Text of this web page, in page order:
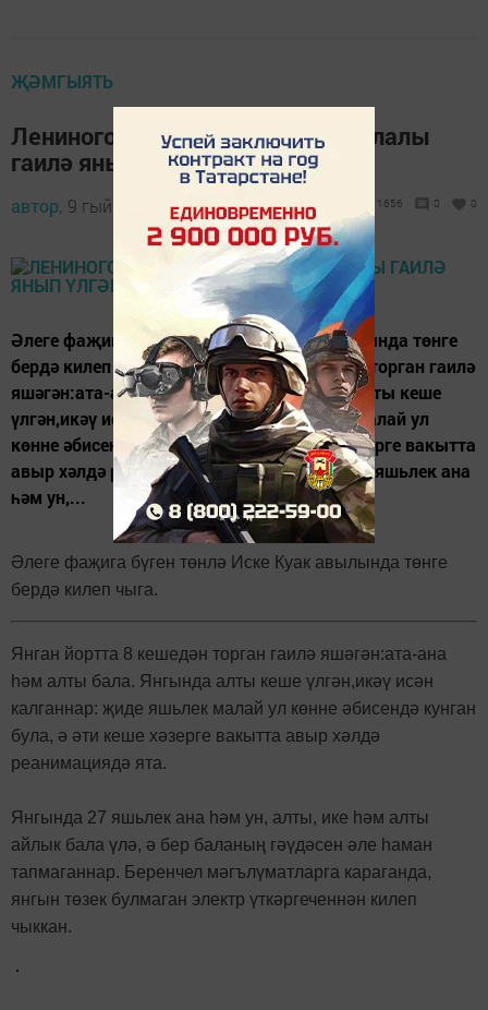
ҖӘМГЫЯТЬ
Лениногорскида фаҗига: күп балалы
гаилә янып үлгән
автор, 9 гыйнвар 2016 - 07:41 1656 0 0
Әлеге фаҗига бүген төнлә Иске Куак авылында төнге
бердә килеп чыга. Янган йортта 8 кешедән торган гаилә
яшәгән:ата-ана һәм алты бала. Янгында алты кеше
үлгән,икәү исән калганнар: җиде яшьлек малай ул
көнне әбисендә кунган була, ә әти кеше хәзерге вакытта
авыр хәлдә реанимациядә ята. Янгында 27 яшьлек ана
һәм ун,...
Әлеге фаҗига бүген төнлә Иске Куак авылында төнге
бердә килеп чыга.
Янган йортта 8 кешедән торган гаилә яшәгән:ата-ана
һәм алты бала. Янгында алты кеше үлгән,икәү исән
калганнар: җиде яшьлек малай ул көнне әбисендә кунган
була, ә әти кеше хәзерге вакытта авыр хәлдә
реанимациядә ята.
Янгында 27 яшьлек ана һәм ун, алты, ике һәм алты
айлык бала үлә, ә бер баланың гәүдәсен әле һаман
тапмаганнар. Беренчел мәгълүматларга караганда,
янгын төзек булмаган электр үткәргеченнән килеп
чыккан.